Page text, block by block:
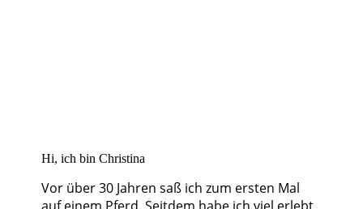
Hi, ich bin Christina
Vor über 30 Jahren saß ich zum ersten Mal